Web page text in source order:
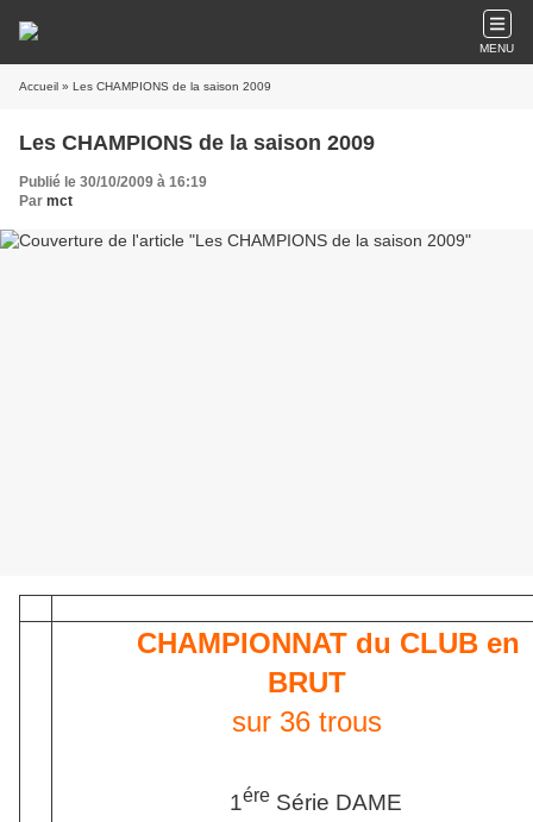
MENU
Accueil » Les CHAMPIONS de la saison 2009
Les CHAMPIONS de la saison 2009
Publié le 30/10/2009 à 16:19
Par mct
CHAMPIONNAT du CLUB en
BRUT
sur 36 trous
1éreSérie DAME